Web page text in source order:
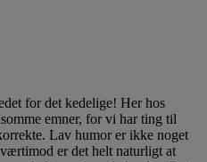
for det kedelige! Her hos
emner, for vi har ting til
Lav humor er ikke noget
er det helt naturligt at